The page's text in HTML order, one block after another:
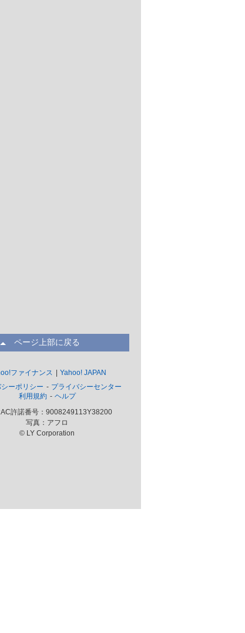
ページ上部に戻る
ファイナンス
Yahoo! JAPAN
ーポリシー
プライバシーセンター
利用規約
ヘルプ
許諾番号：9008249113Y38200
写真：アフロ
© LY Corporation